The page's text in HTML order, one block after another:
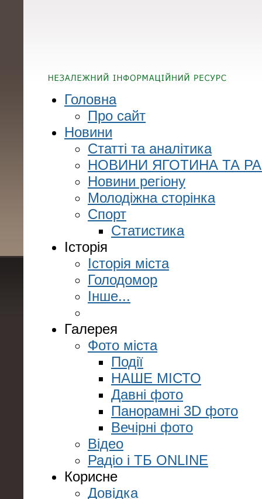
Головна
Про сайт
Новини
Статті та аналітика
НОВИНИ ЯГОТИНА ТА
Новини регіону
Молодіжна сторінка
Спорт
Статистика
Історія
Історія міста
Голодомор
Інше...
Галерея
Фото міста
Події
НАШЕ МІСТО
Давні фото
Панорамні 3D фото
Вечірні фото
Відео
Радіо і ТБ ONLINE
Корисне
Довідка